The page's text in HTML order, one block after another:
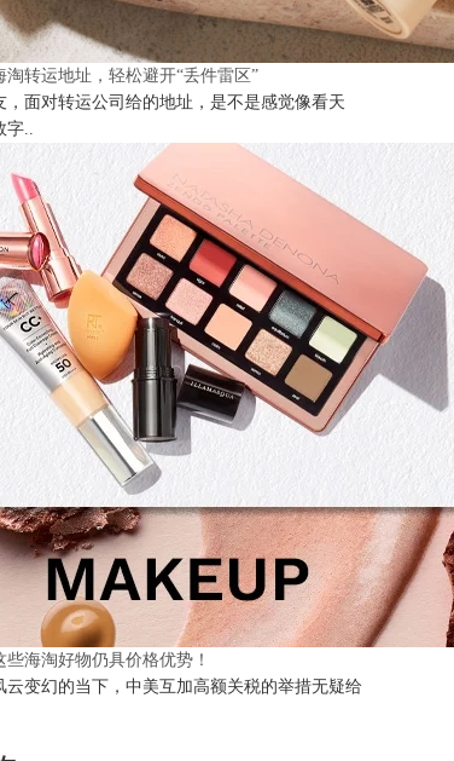
转运地址，轻松避开“丢件雷区”
，面对转运公司给的地址，是不是感觉像看天
字..
海淘好物仍具价格优势！
云变幻的当下，中美互加高额关税的举措无疑给